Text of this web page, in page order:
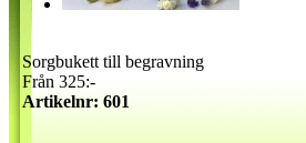
Sorgbukett till begravning
Från 325:-
Artikelnr: 601